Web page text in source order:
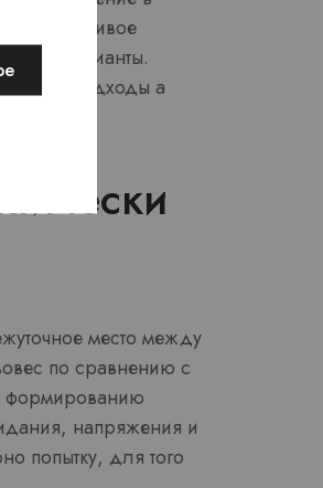
устойчивое
варианты.
личные подходы а
место между
по сравнению с
формированию
напряжения и
попытку, для того